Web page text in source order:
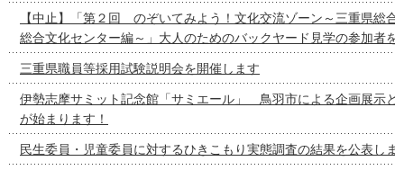
【中止】「第２回 のぞいてみよう！文化交流ゾーン～三重県総合
総合文化センター編～」大人のためのバックヤード見学の参加者を
三重県職員等採用試験説明会を開催します
伊勢志摩サミット記念館「サミエール」 鳥羽市による企画展示と
が始まります！
民生委員・児童委員に対するひきこもり実態調査の結果を公表しま